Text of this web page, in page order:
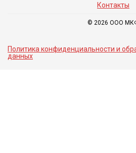
Контакты
© 2026 ООО
Политика конфиденциальности и
данных